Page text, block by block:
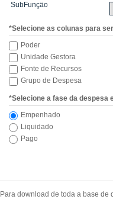
SubFunção
*Selecione as colunas para
Poder
Unidade Gestora
Fonte de Recursos
Grupo de Despesa
*Selecione a fase da despesa
Empenhado
Liquidado
Pago
Para download de toda a base de